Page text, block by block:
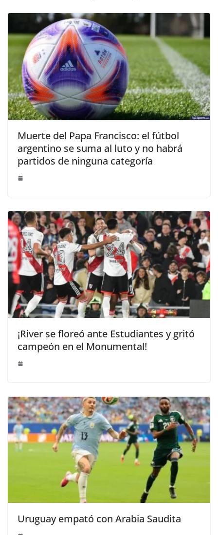
Muerte del Papa Francisco: el fútbol
argentino se suma al luto y no habrá
partidos de ninguna categoría
¡River se floreó ante Estudiantes y gritó
campeón en el Monumental!
Uruguay empató con Arabia Saudita